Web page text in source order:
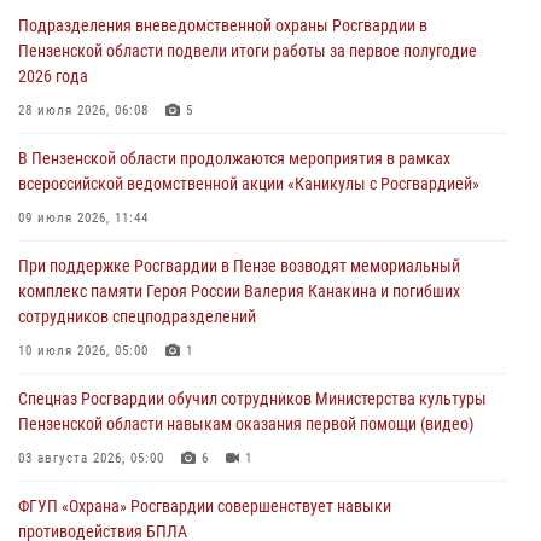
05 августа 2026, 04:00
В Пензе при силовой поддержке Росгвардии пресечена
деятельность ОПГ, маскировавшейся под реабилитационный центр
В Управлении Росгвардии по Пензенской области подвели итоги
04 августа 2026, 06:08
Росгвардия обеспечила безопасность праздничных мероприятий в
День ВДВ в Пензе
Подразделения вневедомственной охраны Росгвардии в
Пензенской области подвели итоги работы за первое полугодие
2026 года
28 июля 2026, 06:08 5
В Пензенской области продолжаются мероприятия в рамках
всероссийской ведомственной акции «Каникулы с Росгвардией»
09 июля 2026, 11:44
При поддержке Росгвардии в Пензе возводят мемориальный
комплекс памяти Героя России Валерия Канакина и погибших
сотрудников спецподразделений
10 июля 2026, 05:00 1
Спецназ Росгвардии обучил сотрудников Министерства культуры
Пензенской области навыкам оказания первой помощи (видео)
03 августа 2026, 05:00 6 1
ФГУП «Охрана» Росгвардии совершенствует навыки
противодействия БПЛА